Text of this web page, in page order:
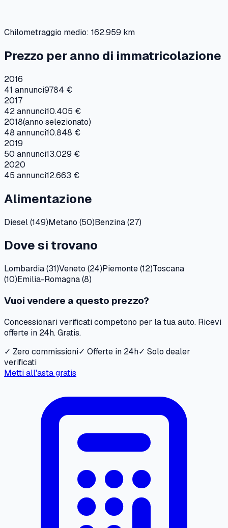
Chilometraggio medio: 162.959 km
Prezzo per anno di immatricolazione
2016
41 annunci9784 €
2017
42annunci10.405 €
2018(anno selezionato)
48 annunci10.848 €
2019
50 annunci13.029 €
2020
45 annunci12.663 €
Alimentazione
Diesel(149)Metano (50)Benzina(27)
Dove si trovano
Lombardia(31)Veneto (24)Piemonte(12)Toscana
(10)Emilia-Romagna(8)
Vuoi vendere a questo prezzo?
Concessionari verificati competono per la tua auto. Ricevi
offerte in 24h. Gratis.
✓ Zero commissioni✓ Offerte in 24h✓ Solo dealer
verificati
Metti all'asta gratis